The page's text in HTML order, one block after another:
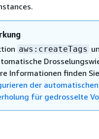
aws:createTags
Informationen finden
der automatischen
für gedrosselte